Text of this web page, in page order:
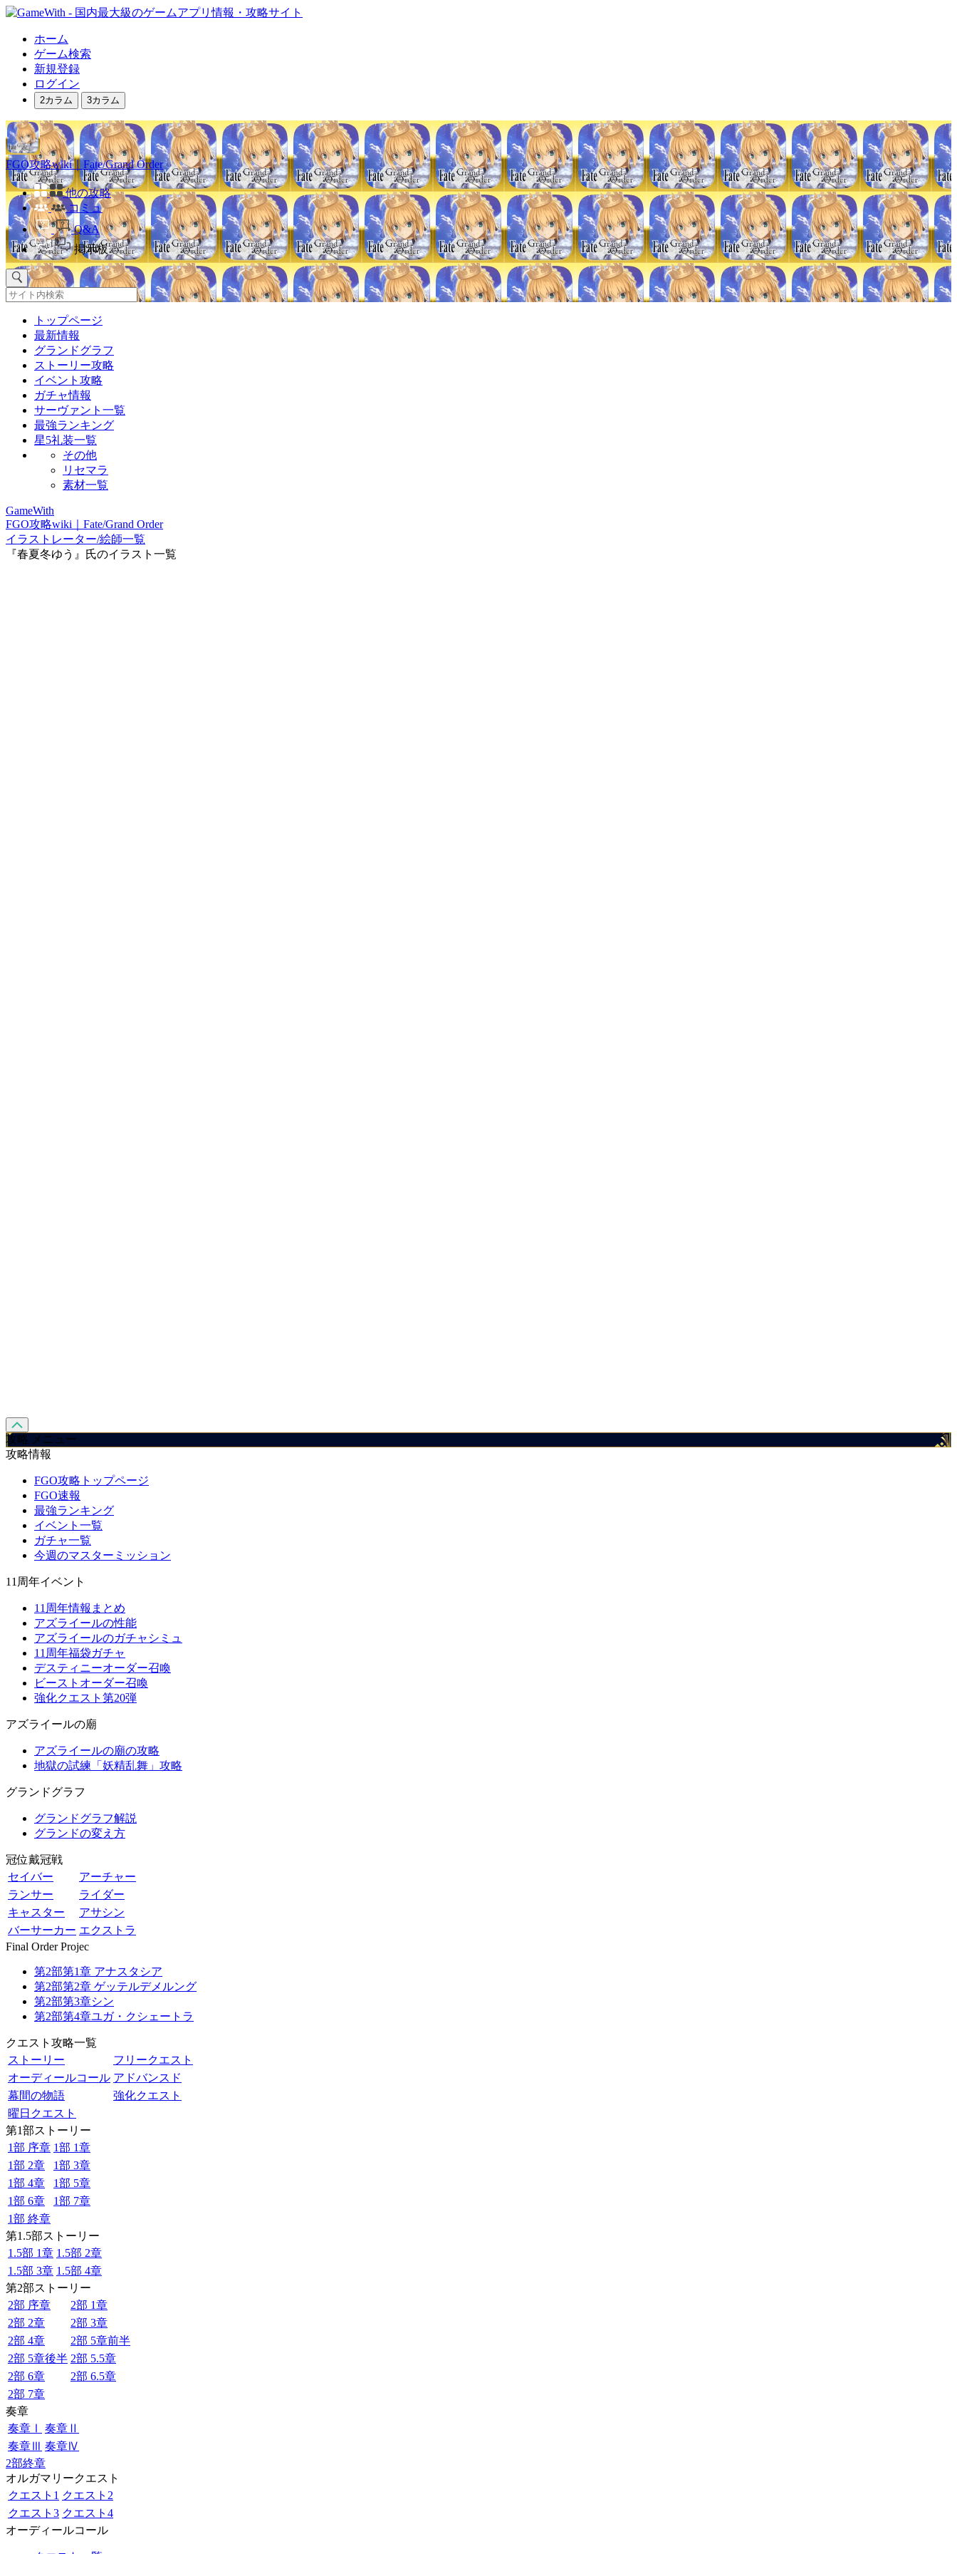
ホーム
ゲーム検索
新規登録
ログイン
2カラム 3カラム
FGO攻略wiki｜Fate/Grand Order
他の攻略
コミュ
Q&A
掲示板
トップページ
最新情報
グランドグラフ
ストーリー攻略
イベント攻略
ガチャ情報
サーヴァント一覧
最強ランキング
星5礼装一覧
その他
リセマラ
素材一覧
GameWith
FGO攻略wiki｜Fate/Grand Order
イラストレーター/絵師一覧
『春夏冬ゆう』氏のイラスト一覧
攻略 メニュー
攻略情報
FGO攻略トップページ
FGO速報
最強ランキング
イベント一覧
ガチャ一覧
今週のマスターミッション
11周年イベント
11周年情報まとめ
アズライールの性能
アズライールのガチャシミュ
11周年福袋ガチャ
デスティニーオーダー召喚
ビーストオーダー召喚
強化クエスト第20弾
アズライールの廟
アズライールの廟の攻略
地獄の試練「妖精乱舞」攻略
グランドグラフ
グランドグラフ解説
グランドの変え方
冠位戴冠戦
セイバー
アーチャー
ランサー
ライダー
キャスター
アサシン
バーサーカー エクストラ
Final Order Projec
第2部第1章 アナスタシア
第2部第2章 ゲッテルデメルング
第2部第3章シン
第2部第4章ユガ・クシェートラ
クエスト攻略一覧
ストーリー
フリークエスト
オーディールコール アドバンスド
幕間の物語
強化クエスト
曜日クエスト
第1部ストーリー
1部 序章 1部 1章
1部 2章
1部 3章
1部 4章
1部 5章
1部 6章
1部 7章
1部 終章
第1.5部ストーリー
1.5部 1章 1.5部 2章
1.5部 3章 1.5部 4章
第2部ストーリー
2部 序章
2部 1章
2部 2章
2部 3章
2部 4章
2部 5章前半
2部 5章後半 2部 5.5章
2部 6章
2部 6.5章
2部 7章
奏章
奏章Ⅰ
奏章Ⅱ
奏章Ⅲ 奏章Ⅳ
2部終章
オルガマリークエスト
クエスト1 クエスト2
クエスト3 クエスト4
オーディールコール